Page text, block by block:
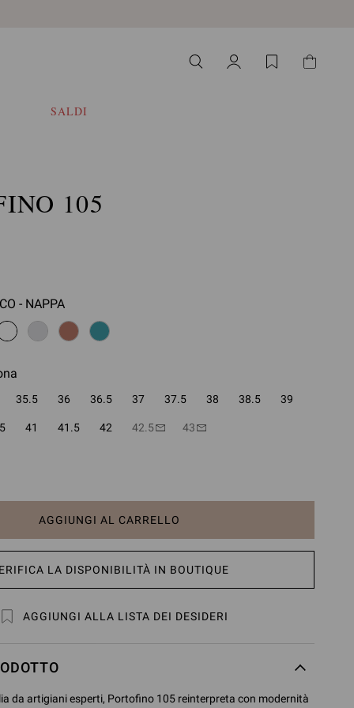
SALDI
105
- NAPPA
35.5 36 36.5 37 37.5 38 38.5 39
41 41.5 42 42.5 43
AGGIUNGI AL CARRELLO
LA DISPONIBILITÀ IN BOUTIQUE
AGGIUNGI ALLA LISTA DEI DESIDERI
da artigiani esperti, Portofino 105 reinterpreta con modernità